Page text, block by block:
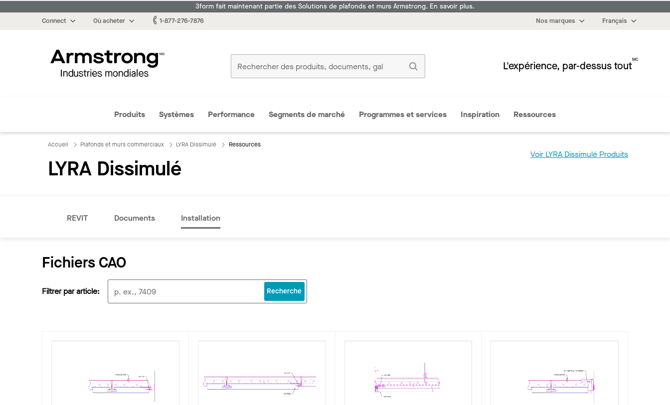
3form fait maintenant partie des Solutions de plafonds et murs Armstrong. En savoir plus.
Connect Où acheter 1-877-276-7876 Nos marques Français
L'expérience, par-dessus toutMC
Produits Systèmes Performance Segments de marché Programmes et services Inspiration Ressources
Accueil Plafonds et murs commerciaux LYRA Dissimulé Ressources
LYRA Dissimulé
Voir LYRA Dissimulé Produits
REVIT Documents Installation
Fichiers CAO
Filtrer par article: Recherche